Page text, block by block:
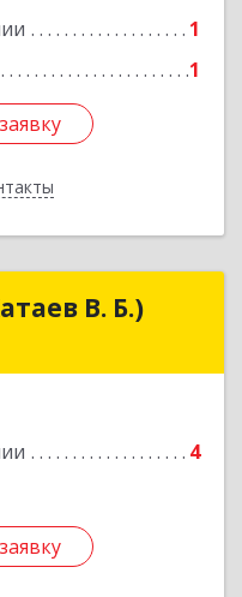
1
1
Подробнее
В. Б.)
4
В. Б.)
Подробнее